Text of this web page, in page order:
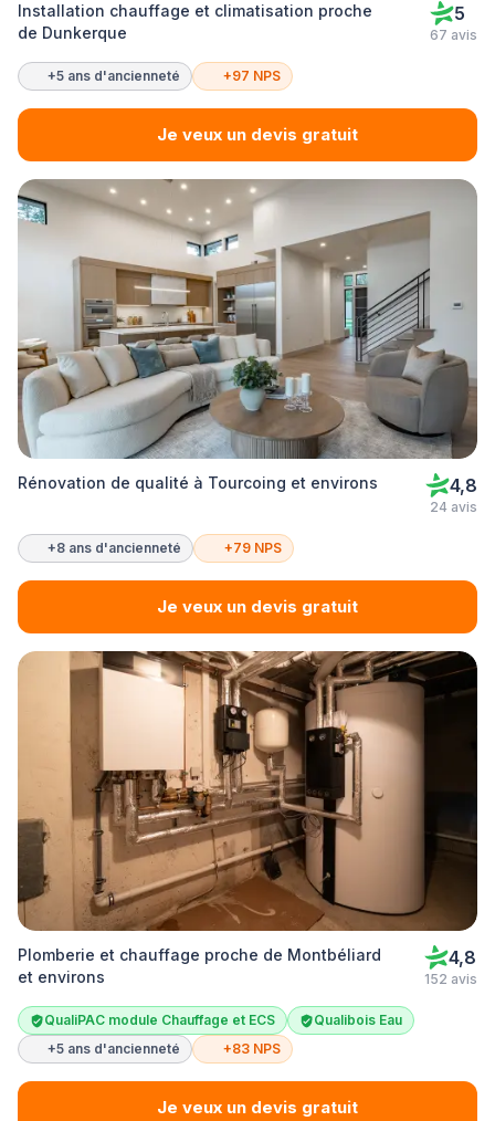
Installation chauffage et climatisation proche
de Dunkerque
5
67 avis
+5 ans d'ancienneté +97 NPS
Je veux un devis gratuit
Rénovation de qualité à Tourcoing et environs 4,8
24 avis
+8 ans d'ancienneté +79 NPS
Je veux un devis gratuit
Plomberie et chauffage proche de Montbéliard
et environs
4,8
152 avis
QualiPAC module Chauffage et ECS
Qualibois Eau
+5 ans d'ancienneté
+83 NPS
Je veux un devis gratuit